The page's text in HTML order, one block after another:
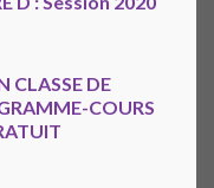
CLASSE DE
COURS